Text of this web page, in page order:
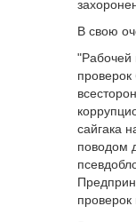
В свою
"Рабочей
проверок
сайгака
поводом